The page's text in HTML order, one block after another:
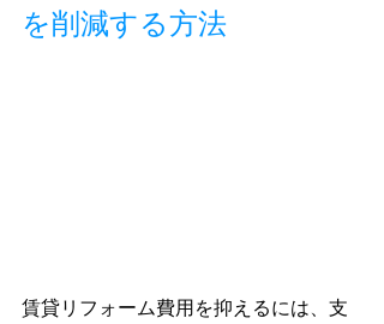
を削減する方法
賃貸リフォーム費用を抑えるには、支